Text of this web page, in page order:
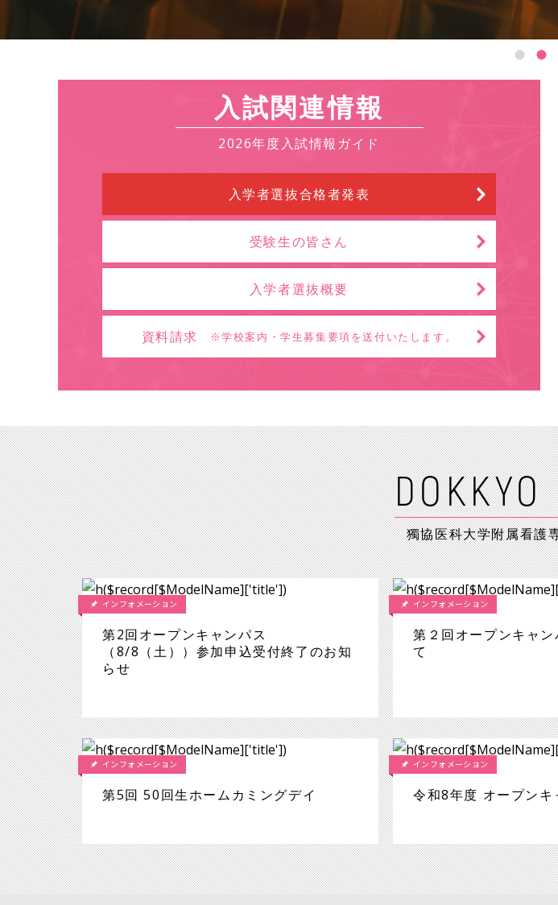
入試関連情報
2026年度入試情報ガイド
入学者選抜合格者発表
受験生の皆さん
入学者選抜概要
資料請求 ※学校案内・学生募集要項を送付いたします。
獨協医科大学附属看護
インフォメーション
第2回オープンキャンパス
（8/8（土））参加申込受付終了のお知
らせ
インフォメーション
第２回オープンキャ
て
インフォメーション
第5回 50回生ホームカミングデイ
インフォメーション
令和8年度 オープンキ